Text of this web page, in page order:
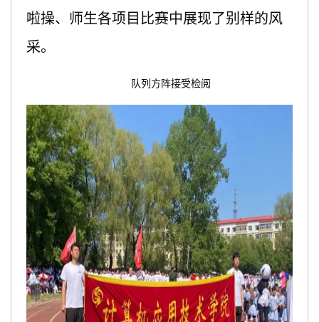
啦操、师生各项目比赛中展现了别样的风
采。
队列方阵接受检阅